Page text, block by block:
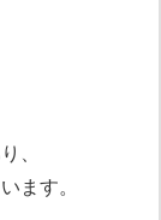
、
ます。